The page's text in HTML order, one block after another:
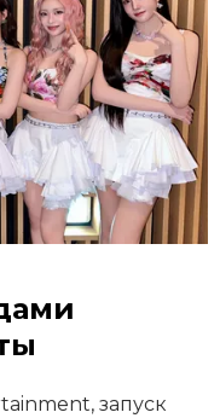
запуск